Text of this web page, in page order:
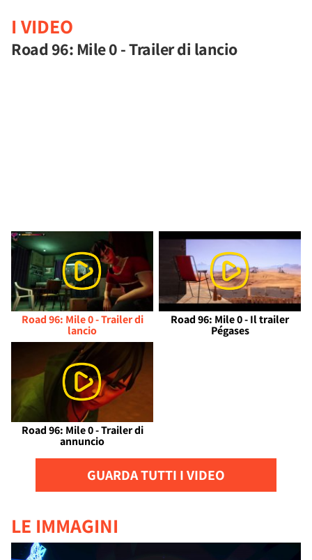
I VIDEO
Road 96: Mile 0 - Trailer di lancio
Road 96: Mile 0 - Trailer di
lancio
Road 96: Mile 0 - Il trailer
Pégases
Road 96: Mile 0 - Trailer di
annuncio
GUARDA TUTTI I VIDEO
LE IMMAGINI